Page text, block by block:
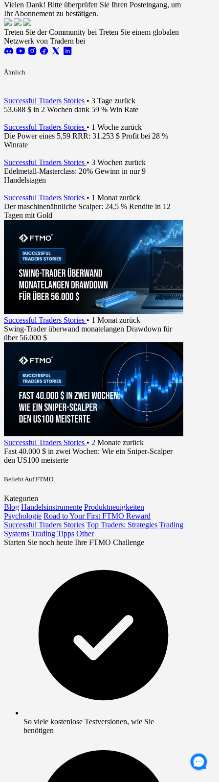
Vielen Dank! Bitte überprüfen Sie Ihren Posteingang, um
Ihr Abonnement zu bestätigen.
Treten Sie der Community bei Treten Sie einem globalen
Netzwerk von Tradern bei
Ähnlich
Successful Traders Stories • 3 Tage zurück
53.688 $ in 2 Wochen dank 59 % Win Rate
Successful Traders Stories • 1 Woche zurück
Die Power eines 5,59 RRR: 31.253 $ Profit bei 28 %
Winrate
Successful Traders Stories • 3 Wochen zurück
Edelmetall-Masterclass: 20% Gewinn in nur 9
Handelstagen
Successful Traders Stories • 1 Monat zurück
Der maschinenähnliche Scalper: 24,5 % Rendite in 12
Tagen mit Gold
Successful Traders Stories • 1 Monat zurück
Swing-Trader überwand monatelangen Drawdown für
über 56.000 $
Successful Traders Stories • 2 Monate zurück
Fast 40.000 $ in zwei Wochen: Wie ein Sniper-Scalper
den US100 meisterte
Beliebt Auf FTMO
Kategorien
Blog Handelsinstrumente Produktneuigkeiten
Psychologie Road to Your First FTMO Reward
Successful Traders Stories Top Traders: Strategies Trading
Systems Trading Tipps Other
Starten Sie noch heute Ihre FTMO Challenge
So viele kostenlose Testversionen, wie Sie
benötigen